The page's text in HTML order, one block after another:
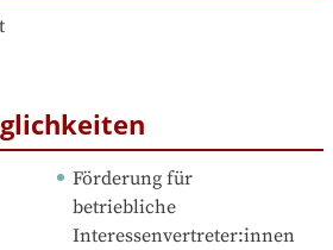
Förderung für
betriebliche
Interessenvertreter:innen